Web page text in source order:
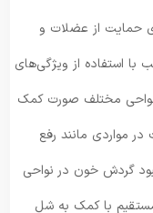
حمایت از عضلات و
استفاده از ویژگی‌های
مختلف صورت کمک
مواردی مانند رفع
گردش خون در نواحی
با کمک به شل